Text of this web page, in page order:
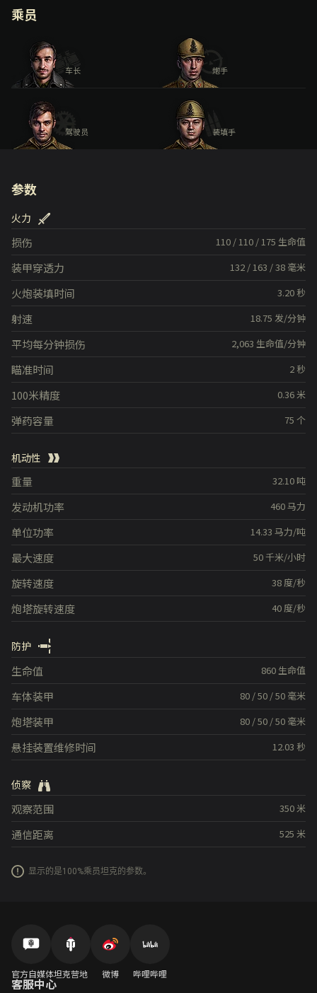
乘员
车长 炮手
驾驶员 装填手
参数
火力
110 / 110 / 175 生命值
损伤
132 / 163 /38 毫米
装甲穿透力
3.20 秒
火炮装填时间
18.75 发/分钟
射速
2,063 生命值/分钟
平均每分钟损伤
2 秒
瞄准时间
0.36米
100米精度
75 个
弹药容量
机动性
32.10 吨
重量
460马力
发动机功率
14.33 马力/吨
单位功率
50千米/小时
最大速度
38 度/秒
旋转速度
40 度/秒
炮塔旋转速度
防护
860 生命值
生命值
80 /50 /50 毫米
车体装甲
80 /50 /50 毫米
炮塔装甲
12.03 秒
悬挂装置维修时间
侦察
350米
观察范围
525 米
通信距离
显示的是100%乘员坦克的参数。
官方自媒体坦克营地 微博 哔哩哔哩
客服中心